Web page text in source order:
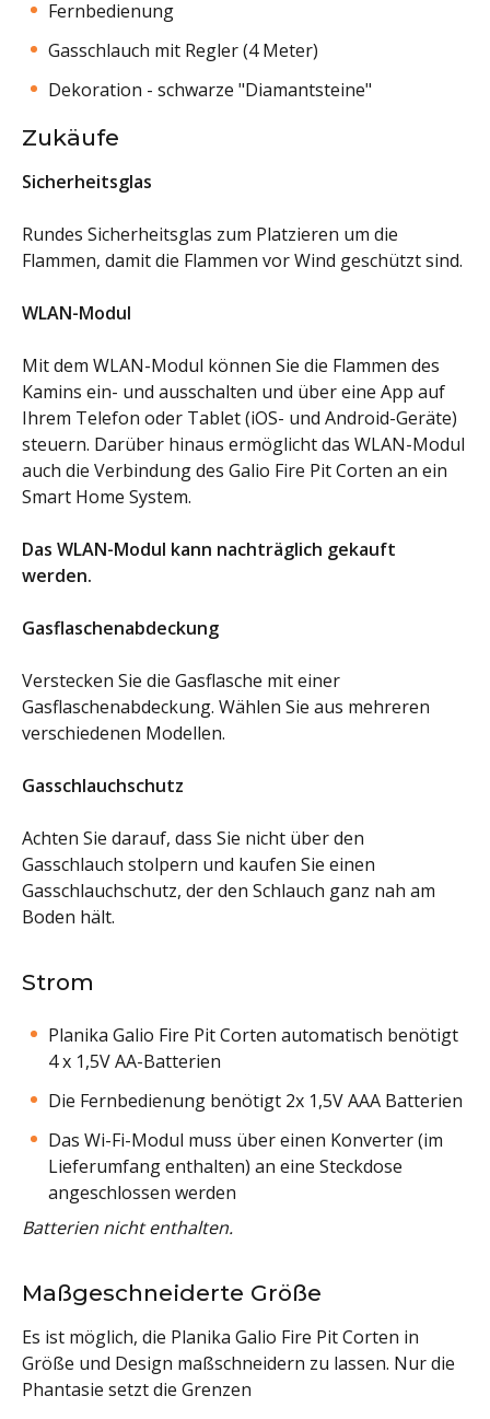
Fernbedienung
Gasschlauch mit Regler (4 Meter)
Dekoration - schwarze "Diamantsteine"
Zukäufe
Sicherheitsglas
Rundes Sicherheitsglas zum Platzieren um die
Flammen, damit die Flammen vor Wind geschützt sind.
WLAN-Modul
Mit dem WLAN-Modul können Sie die Flammen des
Kamins ein- und ausschalten und über eine App auf
Ihrem Telefon oder Tablet (iOS- und Android-Geräte)
steuern. Darüber hinaus ermöglicht das WLAN-Modul
auch die Verbindung des Galio Fire Pit Corten an ein
Smart Home System.
Das WLAN-Modul kann nachträglich gekauft
werden.
Gasflaschenabdeckung
Verstecken Sie die Gasflasche mit einer
Gasflaschenabdeckung. Wählen Sie aus mehreren
verschiedenen Modellen.
Gasschlauchschutz
Achten Sie darauf, dass Sie nicht über den
Gasschlauch stolpern und kaufen Sie einen
Gasschlauchschutz, der den Schlauch ganz nah am
Boden hält.
Strom
Planika Galio Fire Pit Corten automatisch benötigt
4 x 1,5V AA-Batterien
Die Fernbedienung benötigt 2x 1,5V AAA Batterien
Das Wi-Fi-Modul muss über einen Konverter (im
Lieferumfang enthalten) an eine Steckdose
angeschlossen werden
Batterien nicht enthalten.
Maßgeschneiderte Größe
Es ist möglich, die Planika Galio Fire Pit Corten in
Größe und Design maßschneidern zu lassen. Nur die
Phantasie setzt die Grenzen